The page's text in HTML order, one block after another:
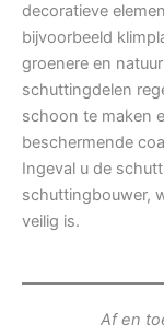
decoratieve
bijvoorbeeld
groenere en
schuttingdelen
schoon te maken
beschermende
Ingeval u de
schuttingbouwer,
veilig is.
Af en